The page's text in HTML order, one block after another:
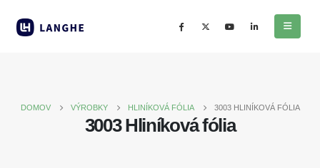
DOMOV VÝROBKY HLINÍKOVÁ FÓLIA 3003 HLINÍKOVÁ FÓLIA
3003 Hliníková fólia